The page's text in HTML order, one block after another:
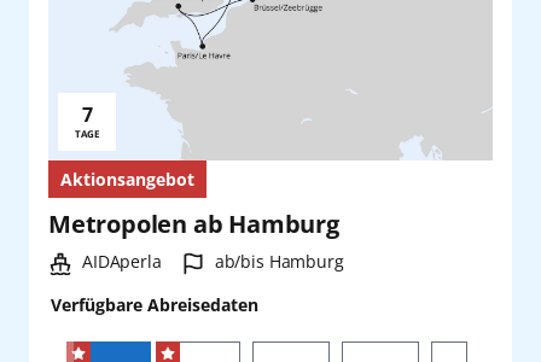
Aktionsangebot
Metropolen ab Hamburg
Schiff:
AIDAperla Hafen:
ab/bis Hamburg
Verfügbare Abreisedaten
Reisedauer:
7
TAGE